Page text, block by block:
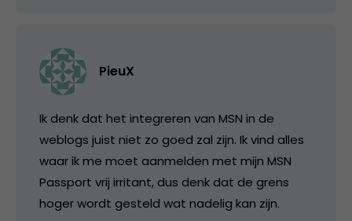
PieuX
Ik denk dat het integreren van MSN in de
weblogs juist niet zo goed zal zijn. Ik vind alles
waar ik me moet aanmelden met mijn MSN
Passport vrij irritant, dus denk dat de grens
hoger wordt gesteld wat nadelig kan zijn.